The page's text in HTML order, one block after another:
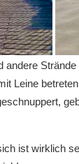
andere
Leine
ist wirklich